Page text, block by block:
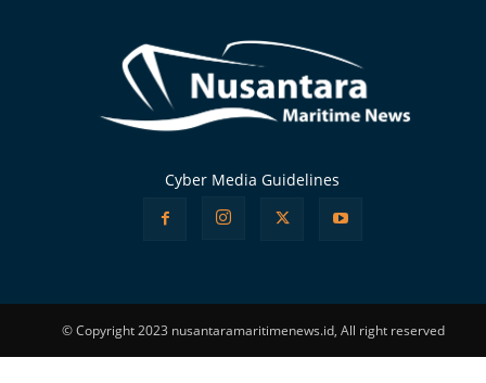
Cyber Media Guidelines
© Copyright 2023 nusantaramaritimenews.id, All right reserved